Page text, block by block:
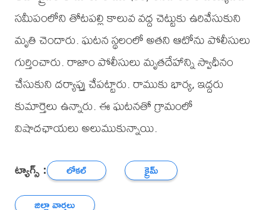
సమీపంలోని తోటపల్లి కాలువ వద్ద చెట్టుకు ఉరివేసుకుని
మృతి చెందారు. ఘటన స్థలంలో అతని ఆటోను పోలీసులు
గుర్తించారు. రాజాం పోలీసులు మృతదేహాన్ని స్వాధీనం
చేసుకుని దర్యాప్తు చేపట్టారు. రాముకు భార్య, ఇద్దరు
కుమార్తెలు ఉన్నారు. ఈ ఘటనతో గ్రామంలో
విషాదఛాయలు అలుముకున్నాయి.
ట్యాగ్స్ : లోకల్
క్రైమ్
జిల్లా వార్తలు